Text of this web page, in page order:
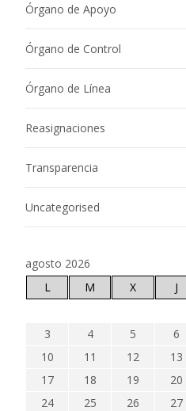
Órgano de Apoyo
Órgano de Control
Órgano de Línea
Reasignaciones
Transparencia
Uncategorised
agosto 2026
L
M X J
3
4 5 6
10
11 12 13
17
18 19 20
24
25 26 27